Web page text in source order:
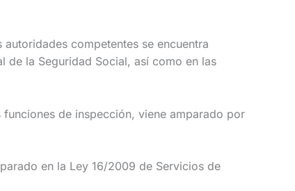
competentes se encuentra
de la Seguridad Social, así como en las
de inspección, viene amparado por
en la Ley 16/2009 de Servicios de